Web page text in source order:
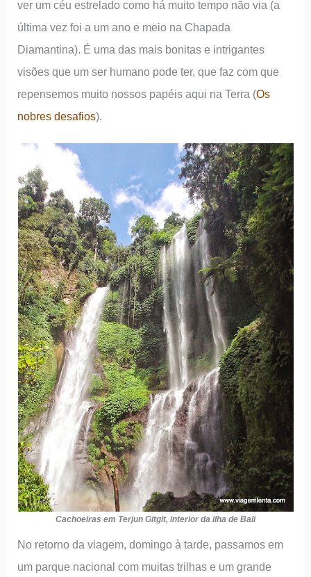
ver um céu estrelado como há muito tempo não via (a
última vez foi a um ano e meio na Chapada
Diamantina). É uma das mais bonitas e intrigantes
visões que um ser humano pode ter, que faz com que
repensemos muito nossos papéis aqui na Terra (Os
nobres desafios).
Cachoeiras em Terjun Gitgit, interior da ilha de Bali
No retorno da viagem, domingo à tarde, passamos em
um parque nacional com muitas trilhas e um grande